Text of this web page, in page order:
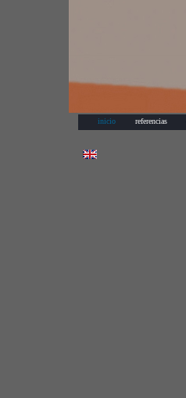
inicio referencias